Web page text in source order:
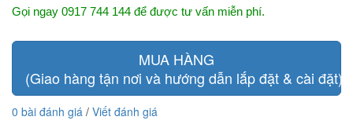
Gọi ngay 0917 744 144 để được tư vấn miễn phí.
MUA HÀNG
(Giao hàng tận nơi và hướng dẫn lắp đặt & cài đặt)
0 bài đánh giá / Viết đánh giá